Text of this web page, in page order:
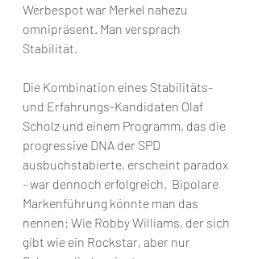
Werbespot war Merkel nahezu
omnipräsent. Man versprach
Stabilität.
Die Kombination eines Stabilitäts-
und Erfahrungs-Kandidaten Olaf
Scholz und einem Programm, das die
progressive DNA der SPD
ausbuchstabierte, erscheint paradox
- war dennoch erfolgreich.  Bipolare
Markenführung könnte man das
nennen: Wie Robby Williams, der sich
gibt wie ein Rockstar, aber nur